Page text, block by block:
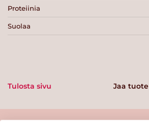
Proteiinia
Suolaa
Tulosta sivu Jaa tuote